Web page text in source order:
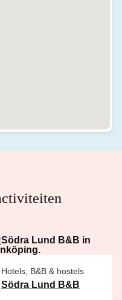
Hotels, B&B & hostels
Södra Lund B&B